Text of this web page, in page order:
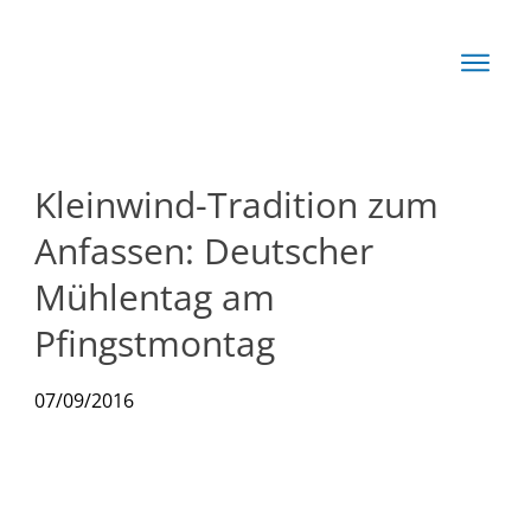
Kleinwind-Tradition zum
Anfassen: Deutscher
Mühlentag am
Pfingstmontag
07/09/2016